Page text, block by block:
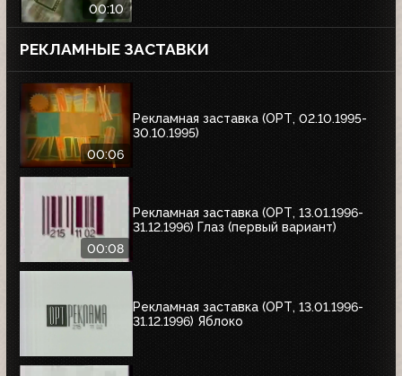
00:10
РЕКЛАМНЫЕ ЗАСТАВКИ
00:06
Рекламная заставка (ОРТ, 02.10.1995-
30.10.1995)
00:08
Рекламная заставка (ОРТ, 13.01.1996-
31.12.1996) Глаз (первый вариант)
Рекламная заставка (ОРТ, 13.01.1996-
31.12.1996) Яблоко